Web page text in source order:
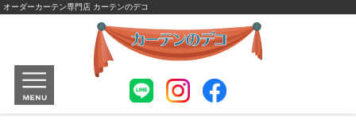
オーダーカーテン専門店 カーテンのデコ